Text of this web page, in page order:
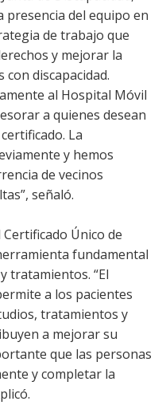
presencia del equipo en
de trabajo que
y mejorar la
con discapacidad.
al Hospital Móvil
a quienes desean
La
y hemos
de vecinos
señaló.
Único de
fundamental
tratamientos. “El
a los pacientes
tratamientos y
a mejorar su
que las personas
y completar la